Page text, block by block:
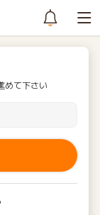
めて下さい